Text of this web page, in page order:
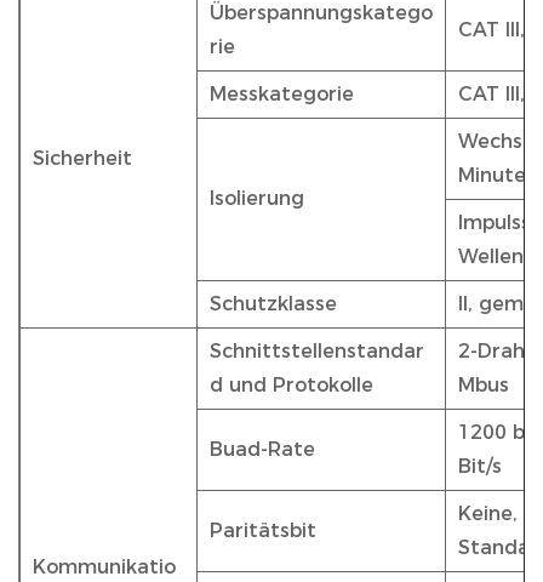
Sicherheit
Überspannungskatego
rie
CAT III,
Messkategorie CAT III,
Isolierung
Minute
Schutzklasse II,
Kommunikatio
Schnittstellenstandar
d und Protokolle
2-
Mbus
Buad-Rate
1200
Bit/s
Paritätsbit
Keine,